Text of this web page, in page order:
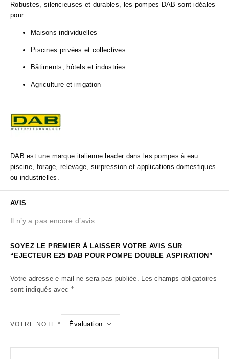
Robustes, silencieuses et durables, les pompes DAB sont idéales
pour :
Maisons individuelles
Piscines privées et collectives
Bâtiments, hôtels et industries
Agriculture et irrigation
DAB est une marque italienne leader dans les pompes à eau :
piscine, forage, relevage, surpression et applications domestiques
ou industrielles.
AVIS
Il n’y a pas encore d’avis.
SOYEZ LE PREMIER À LAISSER VOTRE AVIS SUR
“EJECTEUR E25 DAB POUR POMPE DOUBLE ASPIRATION”
Votre adresse e-mail ne sera pas publiée. Les champs obligatoires
sont indiqués avec *
VOTRE NOTE*